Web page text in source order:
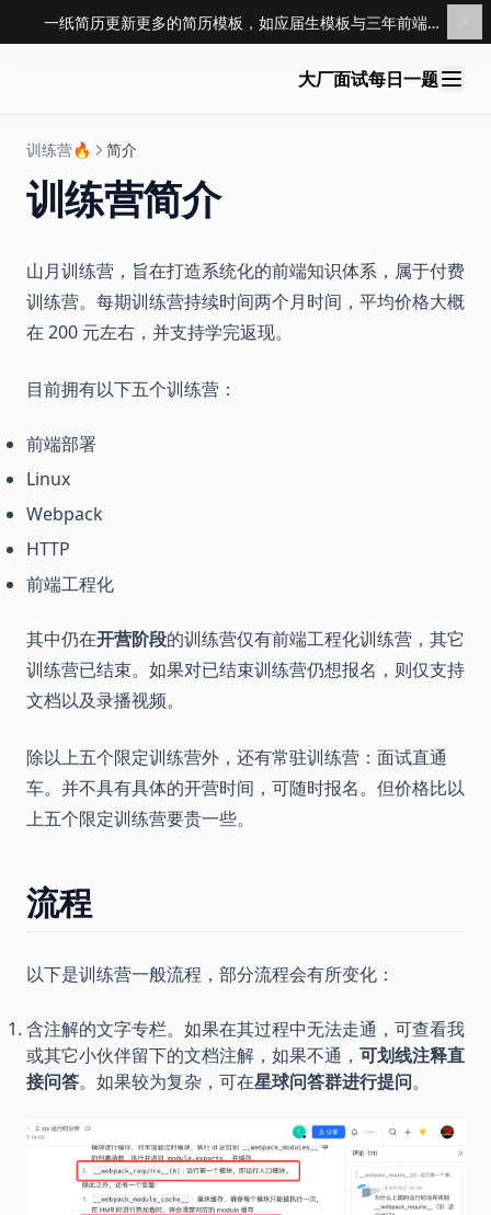
一纸简历更新更多的简历模板，如应届生模板与三年前端模板，点击查看 →
大厂面试每日一题
训练营🔥 简介
训练营简介
山月训练营，旨在打造系统化的前端知识体系，属于付费
训练营。每期训练营持续时间两个月时间，平均价格大概
在 200 元左右，并支持学完返现。
目前拥有以下五个训练营：
前端部署
Linux
Webpack
HTTP
前端工程化
其中仍在开营阶段的训练营仅有前端工程化训练营，其它
训练营已结束。如果对已结束训练营仍想报名，则仅支持
文档以及录播视频。
除以上五个限定训练营外，还有常驻训练营：面试直通
车。并不具有具体的开营时间，可随时报名。但价格比以
上五个限定训练营要贵一些。
流程
以下是训练营一般流程，部分流程会有所变化：
含注解的文字专栏。如果在其过程中无法走通，可查看我
或其它小伙伴留下的文档注解，如果不通， 可划线注释直
接问答。如果较为复杂，可在星球问答群进行提问。